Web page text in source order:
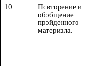
10
Повторение и
обобщение
пройденного
материала.